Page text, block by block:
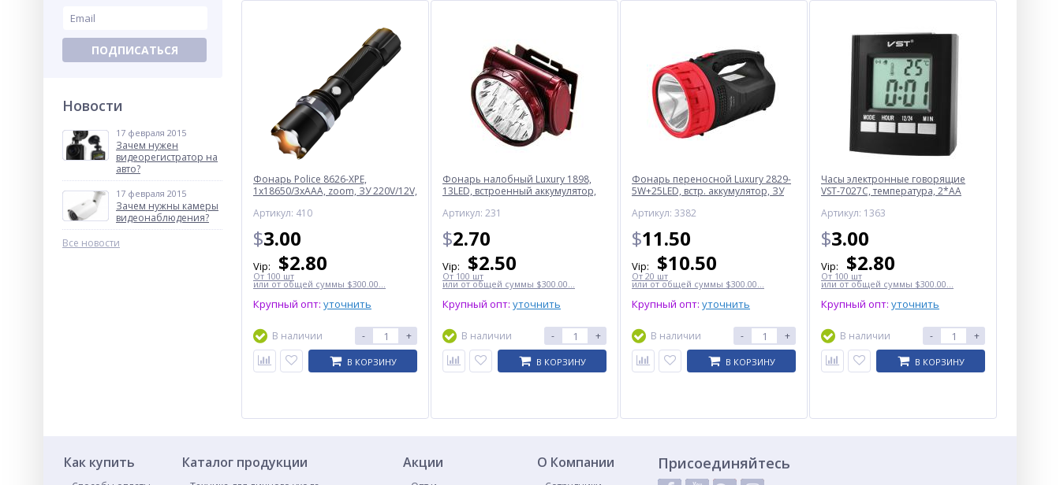
ПОДПИСАТЬСЯ
Новости
17 февраля 2015
Зачем нужен
видеорегистратор на
авто?
17 февраля 2015
Зачем нужны камеры
видеонаблюдения?
Все новости
Фонарь Police 8626-XPE,
1х18650/3xAAA, zoom, ЗУ 220V/12V,
Артикул: 410
$3.00
Vip: $2.80
От 100 шт
или от общей суммы $300.00...
Крупный опт: уточнить
В наличии - +
В КОРЗИНУ
Фонарь налобный Luxury 1898,
13LED, встроенный аккумулятор,
Артикул: 231
$2.70
Vip: $2.50
От 100 шт
или от общей суммы $300.00...
Крупный опт: уточнить
В наличии - +
В КОРЗИНУ
Фонарь переносной Luxury 2829-
5W+25LED, встр. аккумулятор, ЗУ
Артикул: 3382
$11.50
Vip: $10.50
От 20 шт
или от общей суммы $300.00...
Крупный опт: уточнить
В наличии - +
В КОРЗИНУ
Часы электронные говорящие
VST-7027С, температура, 2*AA
Артикул: 1363
$3.00
Vip: $2.80
От 100 шт
или от общей суммы $300.00...
Крупный опт: уточнить
В наличии - +
В КОРЗИНУ
Как купить Каталог продукции Акции О Компании Присоединяйтесь